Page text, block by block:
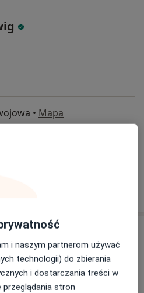
• Mapa
i naszym partnerom używać
technologii) do zbierania
i dostarczania treści w
stron